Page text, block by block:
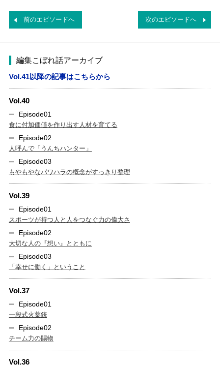
前のエピソードへ 次のエピソードへ
編集こぼれ話アーカイブ
Vol.41以降の記事はこちらから
Vol.40
Episode01
食に付加価値を作り出す人材を育てる
Episode02
人呼んで「うんちハンター」
Episode03
もやもやなパワハラの概念がすっきり整理
Vol.39
Episode01
スポーツが持つ人と人をつなぐ力の偉大さ
Episode02
大切な人の『想い』とともに
Episode03
「幸せに働く」ということ
Vol.37
Episode01
一段式火薬銃
Episode02
チーム力の賜物
Vol.36